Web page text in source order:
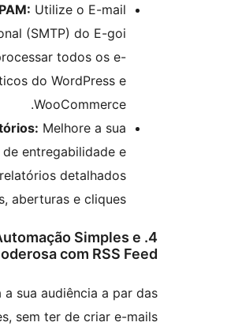
Fim ao SPAM:
Utilize o E-mail
Transacional (SMTP) do E-goi
para processar todos os e-
mails críticos do WordPress e
Relatórios:Melhore a sua
taxa de entregabilidade e
aceda a relatórios detalhados
de envios, aberturas e cliques.
4. Automação
Poderosa com RSS
Mantenha a sua audiência a
novidades, sem ter de criar e-